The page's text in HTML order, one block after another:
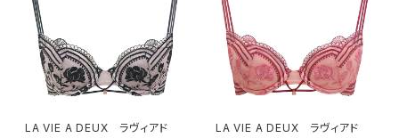
LA VIE A DEUX ラヴィアド
LA VIE A DEUX ラヴィアド